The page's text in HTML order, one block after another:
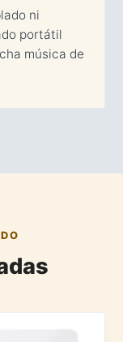
ni
portátil
música de